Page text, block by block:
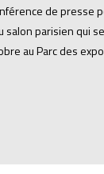
de presse
salon parisien qui
au Parc des